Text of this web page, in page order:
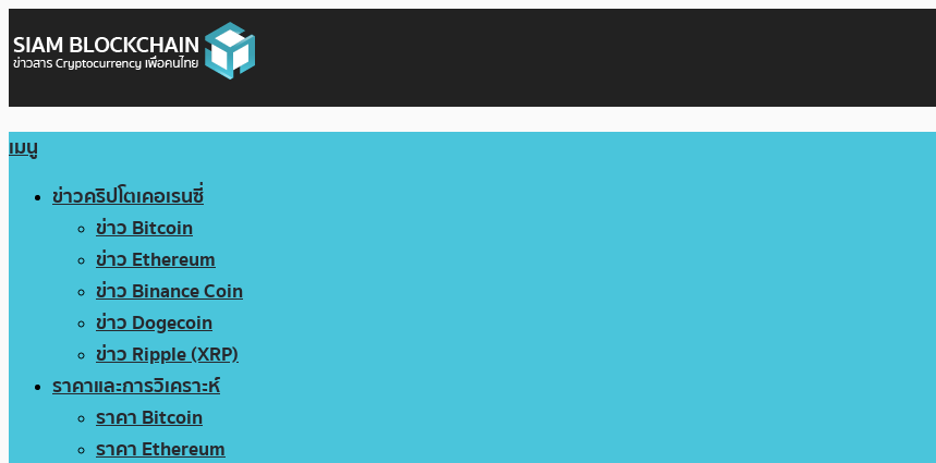
เมนู
ข่าวคริปโตเคอเรนซี่
ข่าว Bitcoin
ข่าว Ethereum
ข่าว Binance Coin
ข่าว Dogecoin
ข่าว Ripple (XRP)
ราคาและการวิเคราะห์
ราคา Bitcoin
ราคา Ethereum